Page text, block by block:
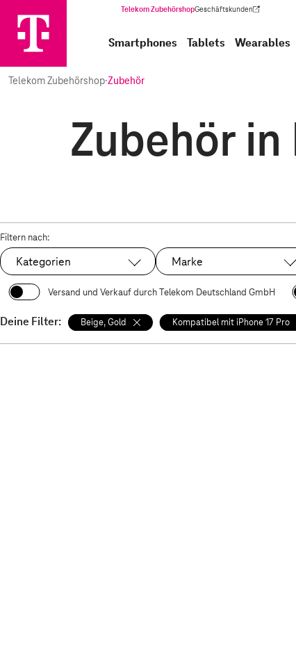
Telekom ZubehörshopGeschäftskunden
(Wird in einem neuen Tab
Smartphones Tablets Wearables
Telekom Zubehörshop·Zubehör
Zubehör in
Filtern nach:
Kategorien Marke
Versand und Verkauf durch Telekom Deutschland GmbH
Deine Filter: Beige, Gold Kompatibel mit iPhone 17 Pro